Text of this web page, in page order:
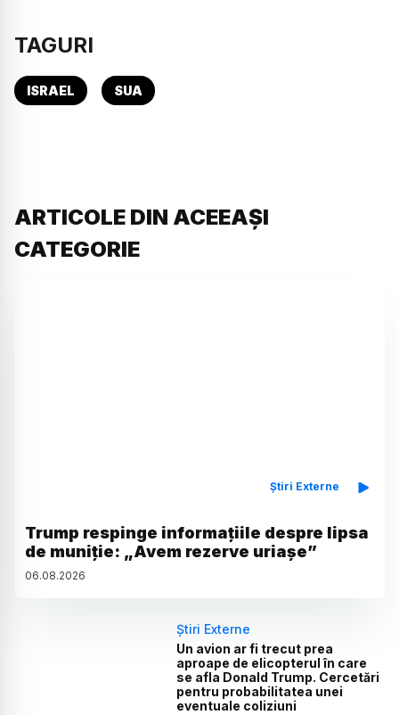
TAGURI
ISRAEL SUA
ARTICOLE DIN ACEEAȘI
CATEGORIE
Știri Externe
Trump respinge informațiile despre lipsa
de muniție: „Avem rezerve uriașe”
06.08.2026
Știri Externe
Un avion ar fi trecut prea
aproape de elicopterul în care
se afla Donald Trump. Cercetări
pentru probabilitatea unei
eventuale coliziuni